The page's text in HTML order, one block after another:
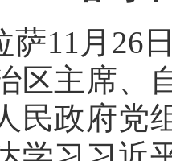
萨11月26
区主席、
民政府党